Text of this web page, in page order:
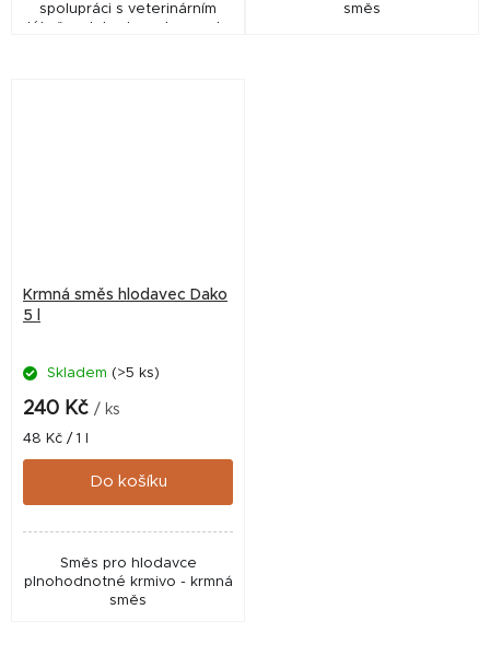
spolupráci s veterinárním
lékařem tak, aby vyhovovala
směs
Krmná směs hlodavec Dako
5 l
Skladem (>5 ks)
240 Kč / ks
Měrná
cena:
48 Kč / 1 l
Do košíku
Směs pro hlodavce
plnohodnotné krmivo - krmná
směs